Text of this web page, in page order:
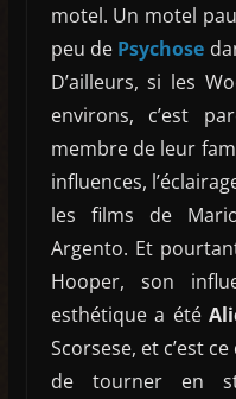
motel. Un motel
peu de Psychose
D’ailleurs, si les
environs, c’est
membre de leur
influences,
les films de
Argento. Et
Hooper, son
esthétique a été
Scorsese, et c’est
de tourner en